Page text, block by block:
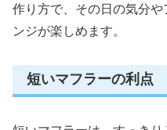
作り方で、その日の気分
ンジが楽しめます。
短いマフラーの利点